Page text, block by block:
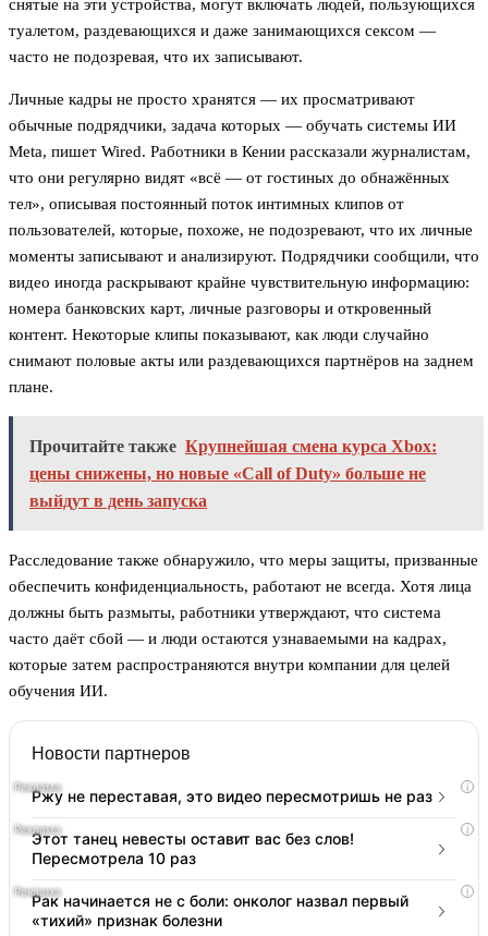
снятые на эти устройства, могут включать людей, пользующихся
туалетом, раздевающихся и даже занимающихся сексом —
часто не подозревая, что их записывают.
Личные кадры не просто хранятся — их просматривают
обычные подрядчики, задача которых — обучать системы ИИ
Meta, пишет Wired. Работники в Кении рассказали журналистам,
что они регулярно видят «всё — от гостиных до обнажённых
тел», описывая постоянный поток интимных клипов от
пользователей, которые, похоже, не подозревают, что их личные
моменты записывают и анализируют. Подрядчики сообщили, что
видео иногда раскрывают крайне чувствительную информацию:
номера банковских карт, личные разговоры и откровенный
контент. Некоторые клипы показывают, как люди случайно
снимают половые акты или раздевающихся партнёров на заднем
плане.
Прочитайте также Крупнейшая смена курса Xbox:
цены снижены, но новые «Call of Duty» больше не
выйдут в день запуска
Расследование также обнаружило, что меры защиты, призванные
обеспечить конфиденциальность, работают не всегда. Хотя лица
должны быть размыты, работники утверждают, что система
часто даёт сбой — и люди остаются узнаваемыми на кадрах,
которые затем распространяются внутри компании для целей
обучения ИИ.
Новости партнеров
i
Ржу не переставая, это видео пересмотришь не раз
i
Этот танец невесты оставит вас без слов!
Пересмотрела 10 раз
i
Рак начинается не с боли: онколог назвал первый
«тихий» признак болезни